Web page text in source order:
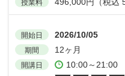
授業料
開始日 2026/10/05
期間 12ヶ月
開講日
10:00～21:00